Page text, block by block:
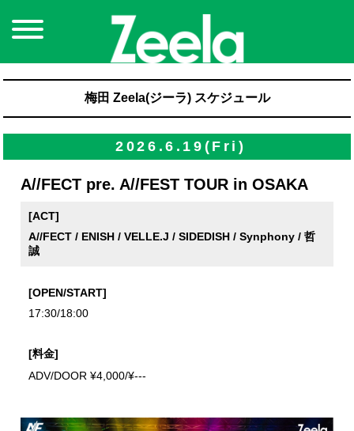
梅田 Zeela(ジーラ) スケジュール
2026.6.19(Fri)
A//FECT pre. A//FEST TOUR in OSAKA
[ACT]
A//FECT / ENISH / VELLE.J / SIDEDISH / Synphony / 哲
誠
[OPEN/START]
17:30/18:00
[料金]
ADV/DOOR ¥4,000/¥---